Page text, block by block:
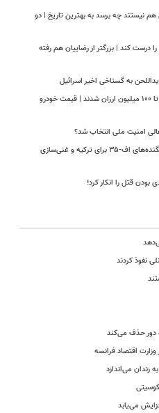
نیستند چه برسد به بهترین تاریخ | دو
درست کند | بزرگتر از رضاییان هم رفته
به گستاخی اخیر اسرائیل
پارس نوآ ، شاهین، تیگو ۷ و فونیکس تا ۱۰۰ میلیون ارزان شدند | قیمت خودرو
امنیت ملی انتخاب شد؟
نباید در دام نتانیاهو بیفتیم | تأمین جنگنده‌های اف-۳۵ برای ترکیه و غنی‌سازی
بودن قتل را انکار کرد!
نفوذ کردند
دور حذف می‌کند
اقتصاد فرانسه
زندان می‌اندازد